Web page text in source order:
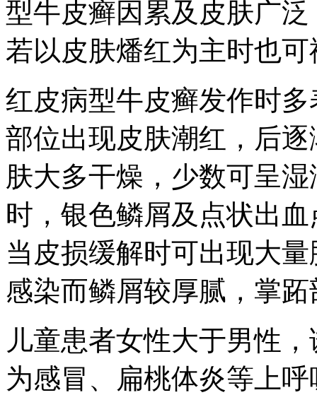
型牛皮癣因累及皮肤广
若以皮肤燔红为主时也
红皮病型牛皮癣发作时
部位出现皮肤潮红，后
肤大多干燥，少数可呈
时，银色鳞屑及点状出
当皮损缓解时可出现大
感染而鳞屑较厚腻，掌
儿童患者女性大于男性
为感冒、扁桃体炎等上